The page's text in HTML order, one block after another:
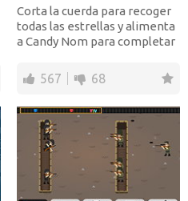
Corta la cuerda para recoger
todas las estrellas y alimenta
a Candy Nom para completar
567 68